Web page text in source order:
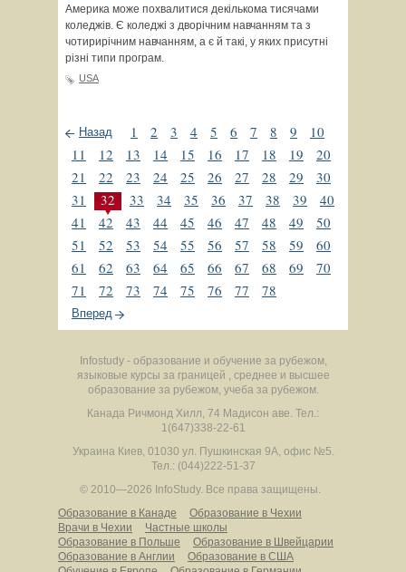
Америка може похвалитися декількома тисячами
коледжів. Є коледжі з дворічним навчанням та з
чотирирічним навчанням, а є й такі, у яких присутні
різні типи програм.
USA
Назад 1 2 3 4 5 6 7 8 9
10
11
12 13 14 15 16 17 18 19
20
21
22 23 24 25 26 27 28 29
30
31
32 33 34 35 36 37 38 39
40
41
42 43 44 45 46 47 48 49
50
51
52 53 54 55 56 57 58 59
60
61
62 63 64 65 66 67 68 69
70
71
72 73 74 75 76 77 78
Вперед
Infostudy - образование и обучение за рубежом,
языковые курсы за границей , среднее и высшее
образование за рубежом, учеба за рубежом.
Канада Ричмонд Хилл, 74 Мадисон аве. Тел.:
1(647)338-22-61
Украина Киев, 01030 ул. Пушкинская 9А, офис №5.
Тел.: (044)222-51-37
© 2010—2026 InfoStudy. Все права защищены.
Образование в Канаде
Образование в Чехии
Врачи в Чехии
Частные школы
Образование в Польше
Образование в Швейцарии
Образование в Англии
Образование в США